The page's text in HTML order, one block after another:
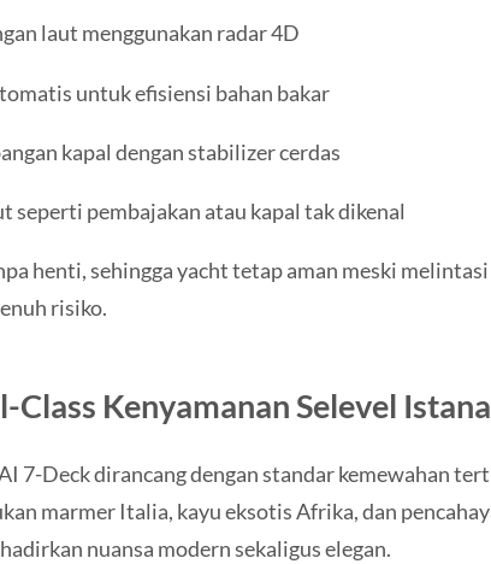
laut menggunakan radar 4D
untuk efisiensi bahan bakar
kapal dengan stabilizer cerdas
seperti pembajakan atau kapal tak dikenal
henti, sehingga yacht tetap aman meski
risiko.
Kenyamanan Selevel Istana
7-Deck dirancang dengan standar kemewahan
marmer Italia, kayu eksotis Afrika, dan
nuansa modern sekaligus elegan.